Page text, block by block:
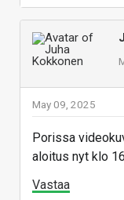
May 09, 2025
Porissa
aloitus nyt klo
Vastaa